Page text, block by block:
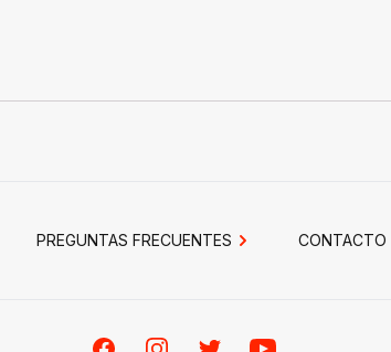
PREGUNTAS FRECUENTES CONTACTO